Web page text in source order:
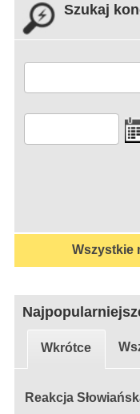
Szukaj
Wszystkie
Wkrótce
Reakcja